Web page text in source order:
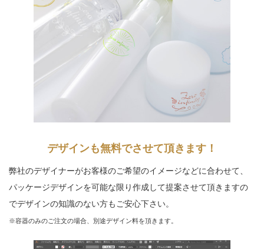
デザインも無料でさせて頂きます！
弊社のデザイナーがお客様のご希望のイメージなどに合わせて、
パッケージデザインを可能な限り作成して提案させて頂きますの
でデザインの知識のない方もご安心下さい。
※容器のみのご注文の場合、別途デザイン料を頂きます。